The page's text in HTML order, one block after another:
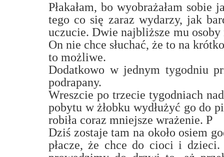
Płakałam, bo wyobrażałam
tego co się zaraz wydarzy, jak
uczucie. Dwie najbliższe mu
On nie chce słuchać, że to na
to możliwe.
Dodatkowo w jednym tygodniu
podrapany.
Wreszcie po trzecie tygodniach
pobytu w żłobku wydłużyć go do
robiła coraz mniejsze wrażenie. P
Dziś zostaje tam na około osiem
płacze, że chce do cioci i